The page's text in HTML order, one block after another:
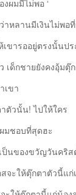
ผมมีไม่พอ ‘
หลานมีเงินไม่พอ
ขารออยู่ตรงนั้นป
เด็กชายยังคงอุ้มตุ๊
เขา
ตัวนั้น! ไปให้ใคร
มชอบที่สุดฮะ
ป็นของขวัญวันคริ
จะให้ตุ๊กตาตัวนี้แก่